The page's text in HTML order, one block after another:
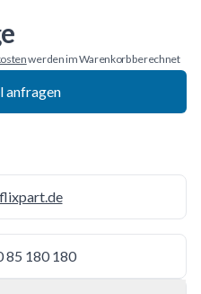
werden im Warenkorb berechnet
anfragen
85 180 180